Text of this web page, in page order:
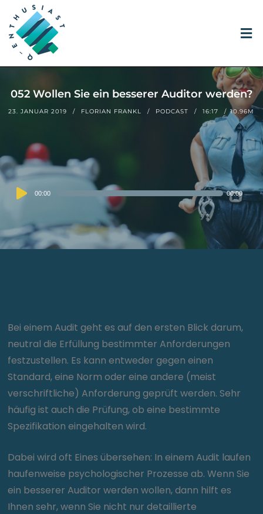
052 Wollen Sie ein besserer Auditor werden?
23. JANUAR 2019 FLORIAN FRANKL PODCAST 16:17 10.96M
Audio
00:00 00:00
Bei einem Audit geht es auf den ersten Blick darum,
neutral die Erfüllung bestimmter Anforderungen
festzustellen. Es kann entweder gegen einen
Standard, eine Norm oder eine andere (meist
verschriftliche) Anforderung geprüft werden. Sehr
häufig ist auch die Prüfung, ob eine bestimmte
Spezifikation eingehalten wird.
Dabei wird oft Eines übersehen: In einem Audit laufen
haufenweise psychologischer Prozesse ab. Wenn Sie
ein besserer Auditor werden wollen, dann hilft es
Ihnen sehr, wenn Sie nicht nur detaillierte